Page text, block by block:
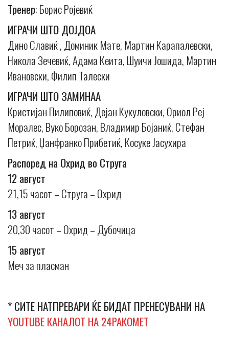
Тренер: Борис Ројевиќ
ИГРАЧИ ШТО ДОЈДОА
Дино Славиќ , Доминик Мате, Мартин Карапалевски,
Никола Зечевиќ, Адама Кеита, Шуичи Јошида, Мартин
Ивановски, Филип Талески
ИГРАЧИ ШТО ЗАМИНАА
Кристијан Пилиповиќ, Дејан Кукуловски, Ориол Реј
Моралес, Вуко Борозан, Владимир Бојаниќ, Стефан
Петриќ, Џанфранко Прибетиќ, Косуке Јасухира
Распоред на Охрид во Струга
12 август
21,15 часот – Струга – Охрид
13 август
20,30 часот – Охрид – Дубочица
15 август
Меч за пласман
* СИТЕ НАТПРЕВАРИ ЌЕ БИДАТ ПРЕНЕСУВАНИ НА
YOUTUBE КАНАЛОТ НА 24РАКОМЕТ